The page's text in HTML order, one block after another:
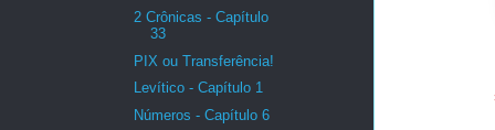
2 Crônicas - Capítulo
33
PIX ou Transferência!
Levítico - Capítulo 1
Números - Capítulo 6